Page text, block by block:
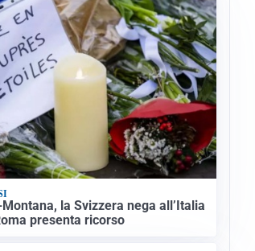
la Svizzera nega all’Italia
presenta ricorso